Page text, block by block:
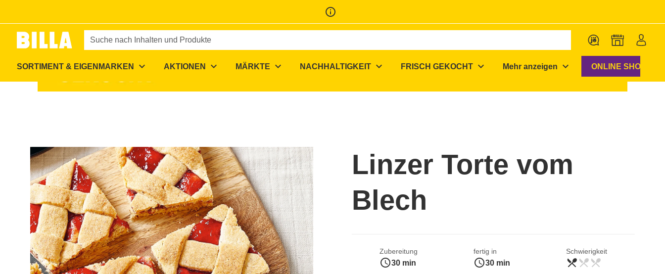
info_outline
Suche nach Inhalten und Produkte
SORTIMENT & EIGENMARKEN expand_more AKTIONEN expand_more MÄRKTE expand_more NACHHALTIGKEIT expand_more FRISCH GEKOCHT expand_more Mehr anzeigen expand_more ONLINE SHOP
Linzer Torte vom
Blech
Zubereitung
access_time30 min
fertig in
access_time30 min
Schwierigkeit
leicht
restaurant_menu restaurant_menu restaurant_menu